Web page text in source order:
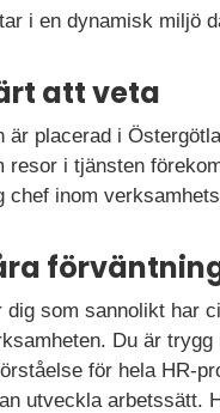
i en dynamisk miljö
att veta
är placerad i
resor i tjänsten
chef inom
dig som sannolikt har
Du är
för hela HR-
utveckla arbetssätt.